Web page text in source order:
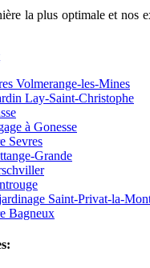
la plus optimale et
Volmerange-les-Mines
Lay-Saint-Christophe
à Gonesse
Sevres
Grande
Saint-Privat-la-
Bagneux